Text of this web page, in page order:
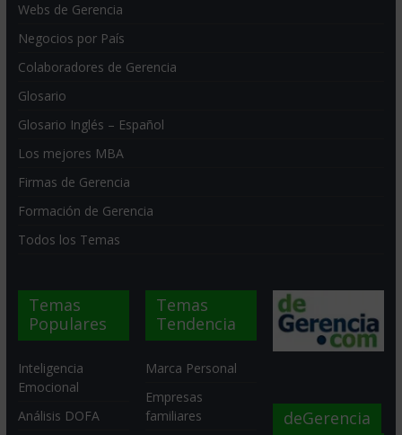
Webs de Gerencia
Negocios por País
Colaboradores de Gerencia
Glosario
Glosario Inglés – Español
Los mejores MBA
Firmas de Gerencia
Formación de Gerencia
Todos los Temas
Temas
Populares
Inteligencia
Emocional
Análisis DOFA
Temas
Tendencia
Marca Personal
Empresas
familiares
deGerencia